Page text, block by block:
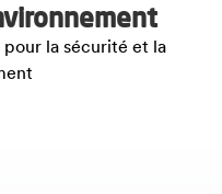
la sécurité et la